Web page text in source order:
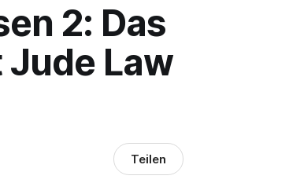
2: Das
Law
Teilen